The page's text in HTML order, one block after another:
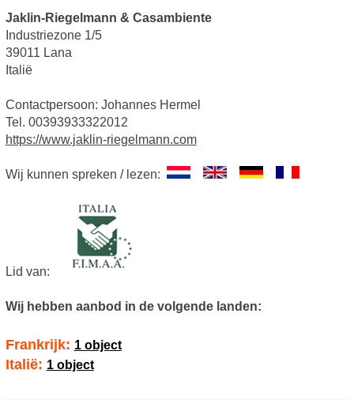
Jaklin-Riegelmann & Casambiente
Industriezone 1/5
39011 Lana
Italië
Contactpersoon: Johannes Hermel
Tel. 00393933322012
https://www.jaklin-riegelmann.com
Wij kunnen spreken / lezen:
Lid van:
Wij hebben aanbod in de volgende landen:
Frankrijk: 1 object
Italië: 1 object